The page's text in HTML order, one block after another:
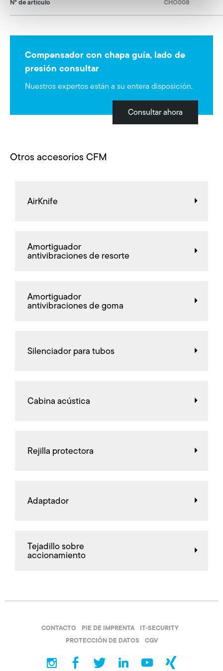
Compensador con chapa guía, lado de
presión consultar
Nuestros expertos están a su entera disposición.
Consultar ahora
Otros accesorios CFM
AirKnife
Amortiguador
antivibraciones de resorte
Amortiguador
antivibraciones de goma
Silenciador para tubos
Cabina acústica
Rejilla protectora
Adaptador
Tejadillo sobre
accionamiento
CONTACTO PIE DE IMPRENTA
IT-SECURITY
PROTECCIÓN DE DATOS CGV